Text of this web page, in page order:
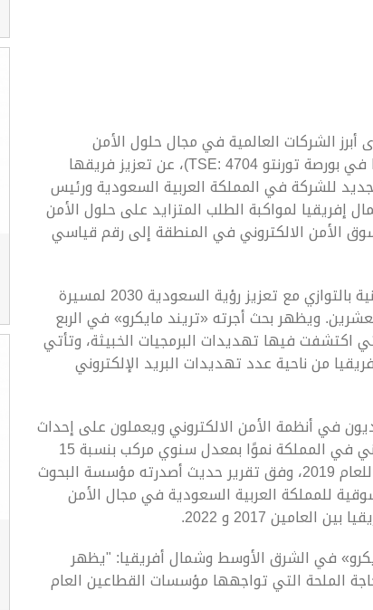
أبرز الشركات العالمية في مجال حلول الأمن
الالكتروني، (رمزها في بورصة طوكيو TYO: 4704 ورمزها في بورصة تورنتو TSE: 4704)، عن تعزيز فريقها
للشركة في المملكة العربية السعودية ورئيس
لمواكبة الطلب المتزايد على حلول الأمن
الأمن الالكتروني في المنطقة إلى رقم قياسي
وتواجه المملكة مستويات مرتفعة من الهجمات الإلكترونية بالتوازي مع تعزيز رؤية السعودية 2030 لمسيرة
ويظهر بحث أجرته «تريند مايكرو» في الربع
الدول التي اكتشفت فيها تهديدات البرمجيات الخبيثة، وتأتي
من ناحية عدد تهديدات البريد الإلكتروني
في أنظمة الأمن الالكتروني ويعملون على إحداث
نقلة نوعية في عملياتهم. ويشهد سوق الأمن الالكتروني في المملكة نموًا بمعدل سنوي مركب بنسبة 15
بالمائة ليصل وفق التوقعات إلى 13 مليار ريـال سعودي للعام 2019، وفق تقرير حديث أصدرته مؤسسة البحوث
للمملكة العربية السعودية في مجال الأمن
2017 و 2022.
في الشرق الأوسط وشمال أفريقيا: "يظهر
الملحة التي تواجهها مؤسسات القطاعين العام